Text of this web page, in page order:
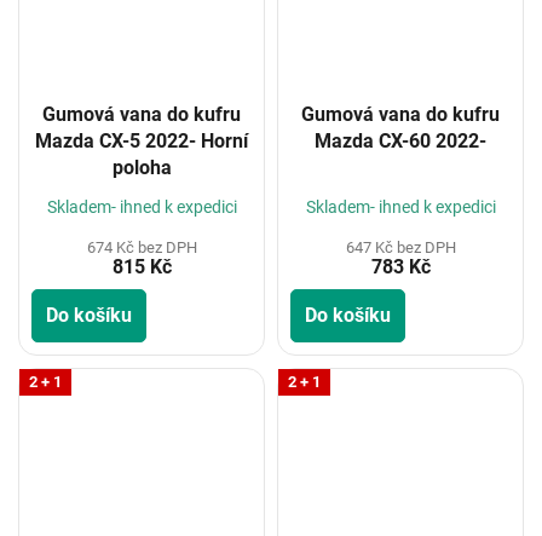
Gumová vana do kufru
Mazda CX-5 2022- Horní
poloha
Skladem- ihned k expedici
674 Kč bez DPH
815 Kč
Do košíku
Gumová vana do kufru
Mazda CX-60 2022-
Skladem- ihned k expedici
647 Kč bez DPH
783 Kč
Do košíku
2 + 1 2 + 1